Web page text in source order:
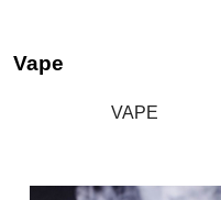
Vape
VAPE